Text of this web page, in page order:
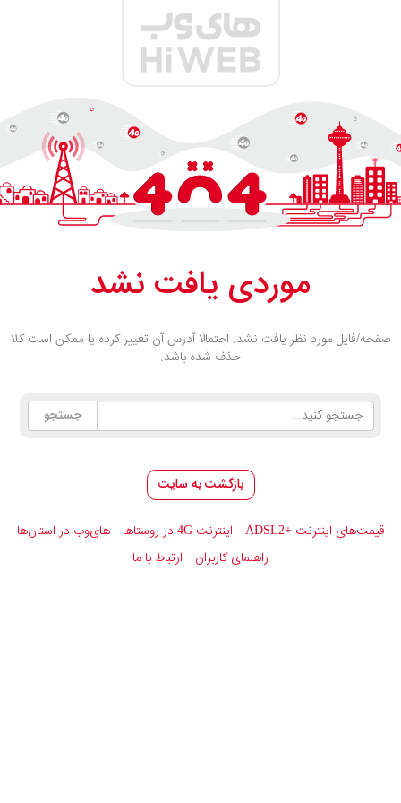
موردی یافت نشد
صفحه/فایل مورد نظر یافت نشد. احتمالا آدرس آن تغییر کرده یا ممکن است کلا
حذف شده باشد.
بازگشت به سایت
قیمت‌های اینترنتADSL2+ اینترنت 4G در روستاها
های‌وب در استان‌ها
راهنمای کاربران
ارتباط با ما